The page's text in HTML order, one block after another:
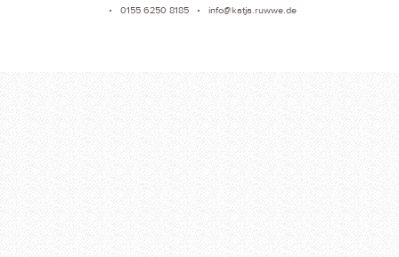
• 0155 6250 8185 • info@katja.ruwwe.de